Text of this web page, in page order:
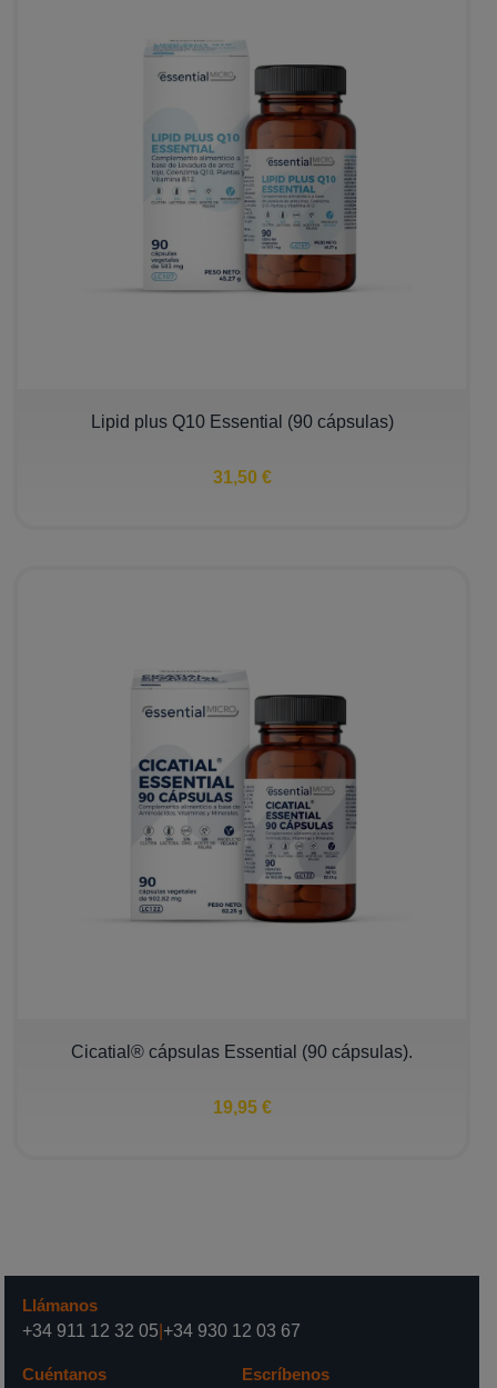
Lipid plus Q10 Essential (90 cápsulas)
31,50 €
Cicatial® cápsulas Essential (90 cápsulas).
19,95 €
Llámanos
+34 911 12 32 05 +34 930 12 03 67
Cuéntanos
Escríbenos